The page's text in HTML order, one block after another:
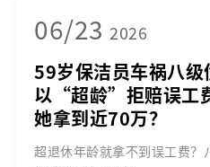
06/23 2026
59岁保洁员车祸八级
以“超龄”拒赔误工
她拿到近70万？
超退休年龄就拿不到误工费？